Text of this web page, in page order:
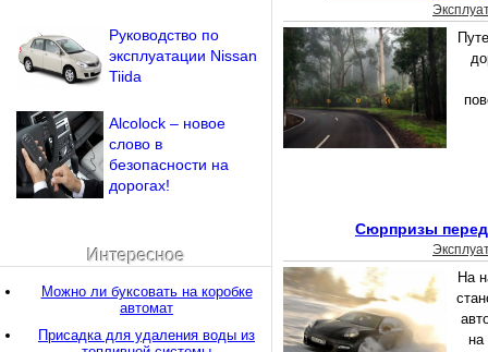
Сюрпризы
На
на
Руководство по
эксплуатации Nissan
Tiida
Alcolock – новое
слово в
безопасности на
дорогах!
Интересное
Можно ли буксовать на коробке
автомат
Присадка для удаления воды из